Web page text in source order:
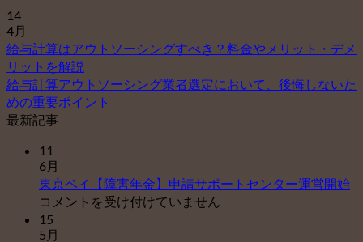
14
4月
給与計算はアウトソーシングすべき？料金やメリット・デメ
リットを解説
給与計算アウトソーシング業者選定において、後悔しないた
めの重要ポイント
最新記事
11
6月
東京ベイ【障害年金】申請サポートセンター運営開始東
コメントを受け付けていません
15
5月